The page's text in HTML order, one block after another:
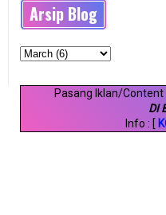
Arsip Blog
Pasang Iklan/
DI
Info : [